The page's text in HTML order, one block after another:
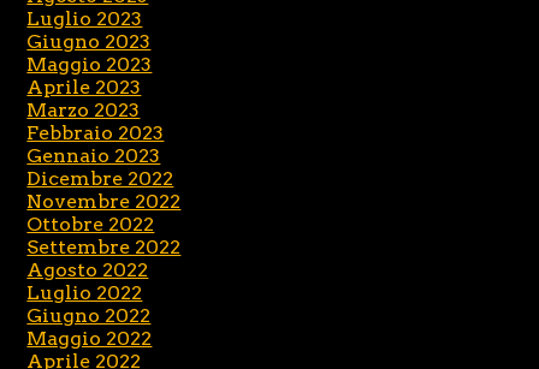
Luglio 2023
Giugno 2023
Maggio 2023
Aprile 2023
Marzo 2023
Febbraio 2023
Gennaio 2023
Dicembre 2022
Novembre 2022
Ottobre 2022
Settembre 2022
Agosto 2022
Luglio 2022
Giugno 2022
Maggio 2022
Aprile 2022